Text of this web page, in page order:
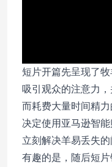
短片开篇先呈现了
吸引观众的注意力
而耗费大量时间精
决定使用亚马逊智
立刻解决羊易丢失的
有趣的是，随后短